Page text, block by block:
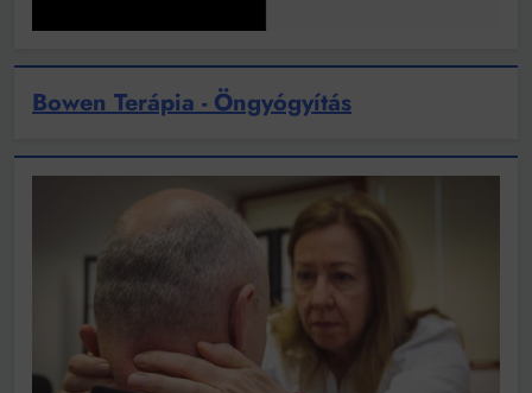
Bowen Terápia - Öngyógyítás